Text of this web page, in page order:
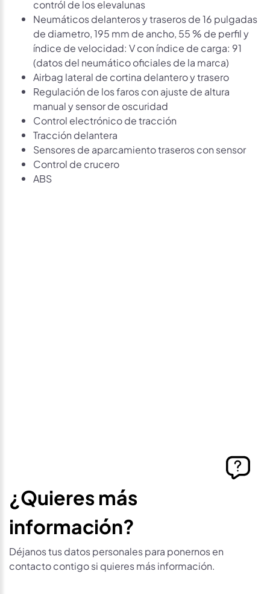
contról de los elevalunas
Neumáticos delanteros y traseros de 16 pulgadas
de diametro, 195 mm de ancho, 55 % de perfil y
índice de velocidad: V con índice de carga: 91
(datos del neumático oficiales de la marca)
Airbag lateral de cortina delantero y trasero
Regulación de los faros con ajuste de altura
manual y sensor de oscuridad
Control electrónico de tracción
Tracción delantera
Sensores de aparcamiento traseros con sensor
Control de crucero
ABS
¿Quieres más
información?
Déjanos tus datos personales para ponernos en
contacto contigo si quieres más información.